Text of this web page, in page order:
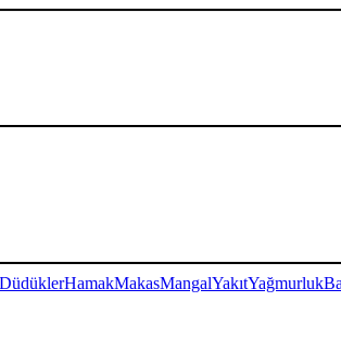
DüdüklerHamakMakasMangalYakıtYağmurluk